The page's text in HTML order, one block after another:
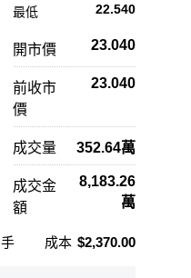
22.540
最低
開市價 23.040
前收市
價
23.040
成交量 352.64萬
成交金
額
8,183.26
萬
手 成本 $2,370.00